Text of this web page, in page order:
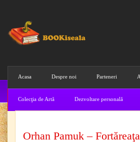
Acasa Despre noi Parteneri
Colecţia de Artă Dezvoltare personală
Orhan Pamuk –